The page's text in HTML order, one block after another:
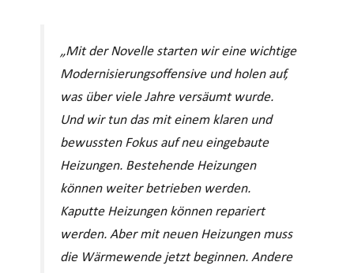
„Mit der Novelle starten wir eine wichtige
Modernisierungsoffensive und holen auf,
was über viele Jahre versäumt wurde.
Und wir tun das mit einem klaren und
bewussten Fokus auf neu eingebaute
Heizungen. Bestehende Heizungen
können weiter betrieben werden.
Kaputte Heizungen können repariert
werden. Aber mit neuen Heizungen muss
die Wärmewende jetzt beginnen. Andere